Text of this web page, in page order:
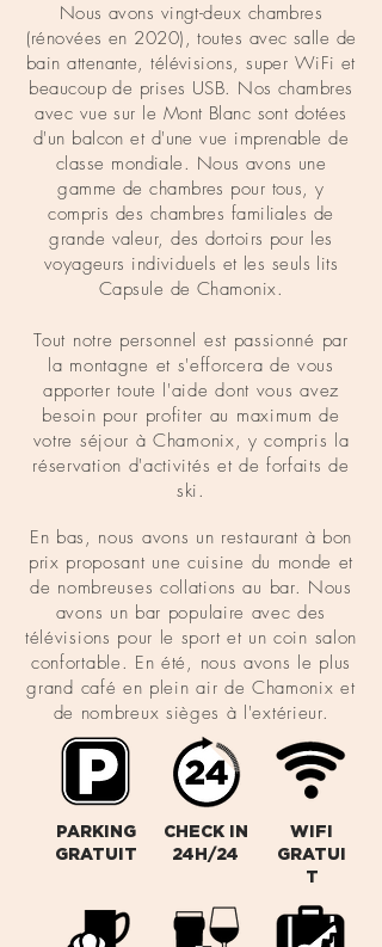
Nous avons vingt-deux chambres
(rénovées en 2020), toutes avec salle de
bain attenante, télévisions, super WiFi et
beaucoup de prises USB. Nos chambres
avec vue sur le Mont Blanc sont dotées
d'un balcon et d'une vue imprenable de
classe mondiale. Nous avons une
gamme de chambres pour tous, y
compris des chambres familiales de
grande valeur, des dortoirs pour les
voyageurs individuels et les seuls lits
Capsule de Chamonix.
Tout notre personnel est passionné par
la montagne et s'efforcera de vous
apporter toute l'aide dont vous avez
besoin pour profiter au maximum de
votre séjour à Chamonix, y compris la
réservation d'activités et de forfaits de
ski.
En bas, nous avons un restaurant à bon
prix proposant une cuisine du monde et
de nombreuses collations au bar. Nous
avons un bar populaire avec des
télévisions pour le sport et un coin salon
confortable. En été, nous avons le plus
grand café en plein air de Chamonix et
de nombreux sièges à l'extérieur.
CHECK IN
24H/24
PARKING
GRATUIT
WIFI
GRATUI
T